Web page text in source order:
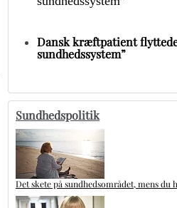
Dansk kræftpatient
sundhedssystem”
Sundhedspolitik
Det skete på sundhedsområdet, mens du